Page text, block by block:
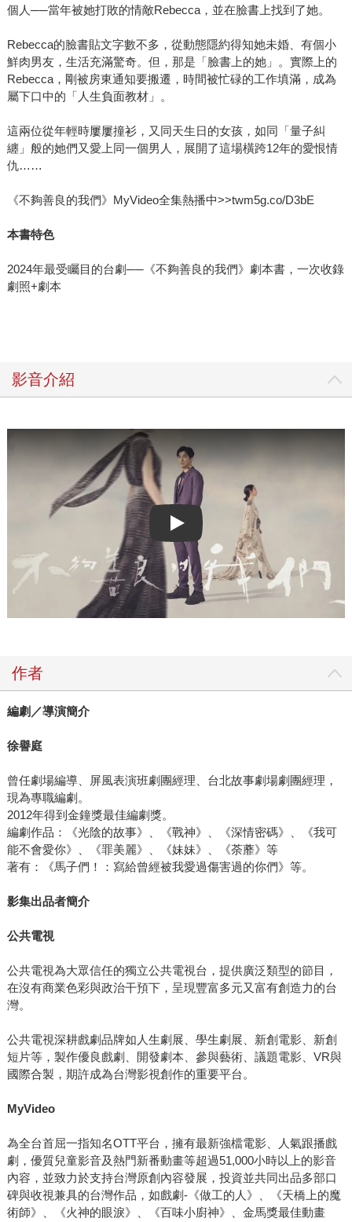
個人──當年被她打敗的情敵Rebecca，並在臉書上找到了她。
Rebecca的臉書貼文字數不多，從動態隱約得知她未婚、有個小
鮮肉男友，生活充滿驚奇。但，那是「臉書上的她」。實際上的
Rebecca，剛被房東通知要搬遷，時間被忙碌的工作填滿，成為
屬下口中的「人生負面教材」。
這兩位從年輕時屢屢撞衫，又同天生日的女孩，如同「量子糾
纏」般的她們又愛上同一個男人，展開了這場橫跨12年的愛恨情
仇……
《不夠善良的我們》MyVideo全集熱播中>>twm5g.co/D3bE
本書特色
2024年最受矚目的台劇──《不夠善良的我們》劇本書，一次收錄
劇照+劇本
影音介紹
Play video
作者
編劇／導演簡介
徐譽庭
曾任劇場編導、屏風表演班劇團經理、台北故事劇場劇團經理，
現為專職編劇。
2012年得到金鐘獎最佳編劇獎。
編劇作品：《光陰的故事》、《戰神》、《深情密碼》、《我可
能不會愛你》、《罪美麗》、《妹妹》、《荼蘼》等
著有：《馬子們！：寫給曾經被我愛過傷害過的你們》等。
影集出品者簡介
公共電視
公共電視為大眾信任的獨立公共電視台，提供廣泛類型的節目，
在沒有商業色彩與政治干預下，呈現豐富多元又富有創造力的台
灣。
公共電視深耕戲劇品牌如人生劇展、學生劇展、新創電影、新創
短片等，製作優良戲劇、開發劇本、參與藝術、議題電影、VR與
國際合製，期許成為台灣影視創作的重要平台。
MyVideo
為全台首屈一指知名OTT平台，擁有最新強檔電影、人氣跟播戲
劇，優質兒童影音及熱門新番動畫等超過51,000小時以上的影音
內容，並致力於支持台灣原創內容發展，投資並共同出品多部口
碑與收視兼具的台灣作品，如戲劇-《做工的人》、《天橋上的魔
術師》、《火神的眼淚》、《百味小廚神》、金馬獎最佳動畫